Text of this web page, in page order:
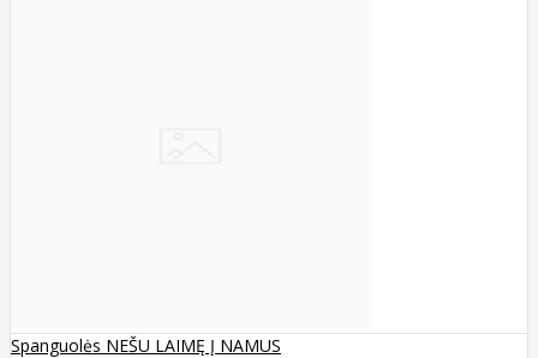
Spanguolės NEŠU LAIMĘ Į NAMUS